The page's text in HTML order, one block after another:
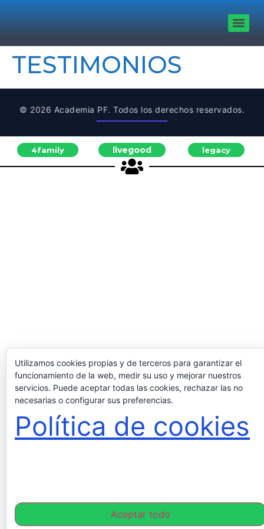
TESTIMONIOS
© 2026 Academia PF. Todos los derechos reservados.
4family livegood legacy
Utilizamos cookies propias y de terceros para garantizar el
funcionamiento de la web, medir su uso y mejorar nuestros
servicios. Puede aceptar todas las cookies, rechazar las no
necesarias o configurar sus preferencias.
Política de cookies
Aceptar todo